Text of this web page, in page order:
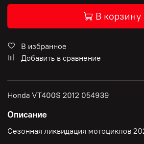
В корзину
В избранное
Добавить в сравнение
Honda VT400S 2012 054939
Описание
Сезонная ликвидация мотоциклов